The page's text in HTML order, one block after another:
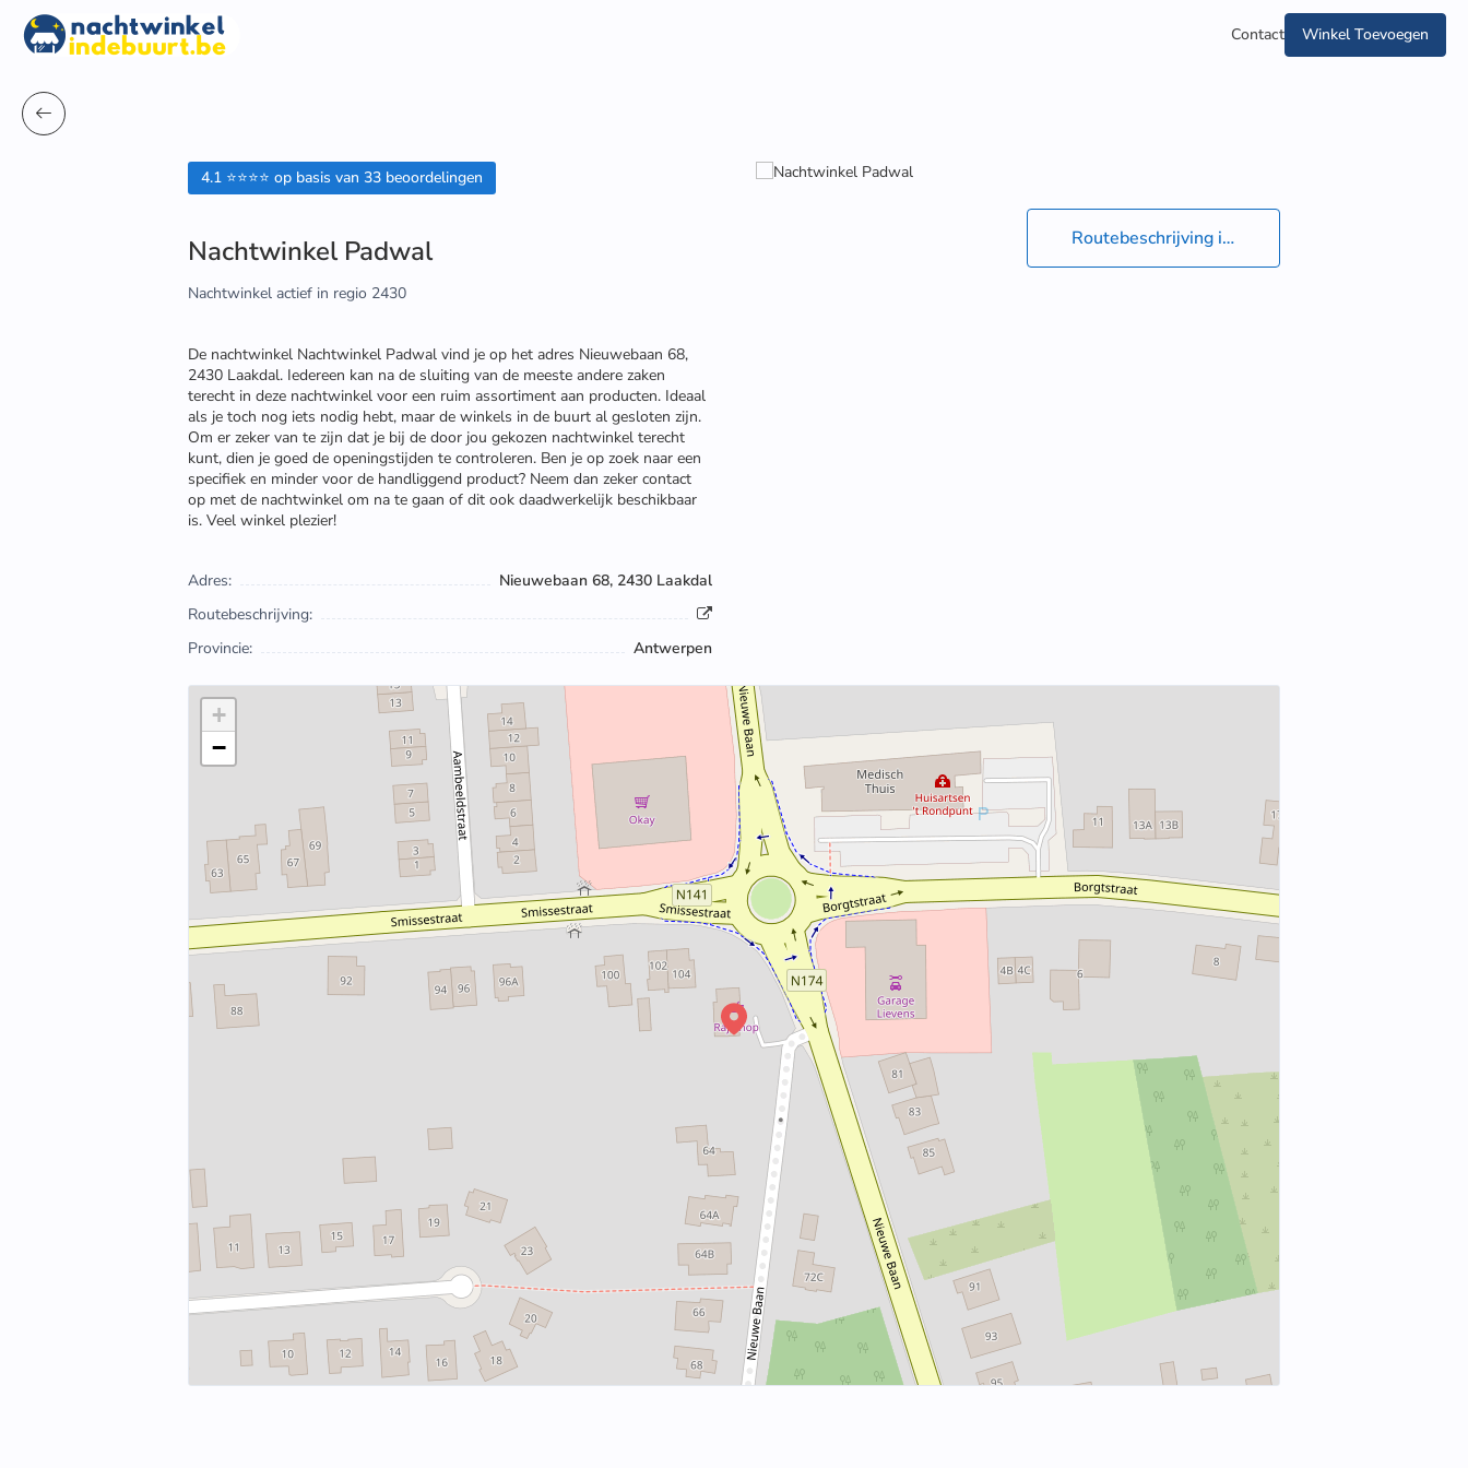
Contact Winkel Toevoegen
Routebeschrijving in Google Maps
4.1 ⭐⭐⭐⭐ op basis van 33 beoordelingen
Nachtwinkel Padwal
Nachtwinkel actief in regio 2430
De nachtwinkel Nachtwinkel Padwal vind je op het adres Nieuwebaan 68,
2430 Laakdal. Iedereen kan na de sluiting van de meeste andere zaken
terecht in deze nachtwinkel voor een ruim assortiment aan producten. Ideaal
als je toch nog iets nodig hebt, maar de winkels in de buurt al gesloten zijn.
Om er zeker van te zijn dat je bij de door jou gekozen nachtwinkel terecht
kunt, dien je goed de openingstijden te controleren. Ben je op zoek naar een
specifiek en minder voor de handliggend product? Neem dan zeker contact
op met de nachtwinkel om na te gaan of dit ook daadwerkelijk beschikbaar
is. Veel winkel plezier!
Adres:
Nieuwebaan 68, 2430 Laakdal
Routebeschrijving:
Provincie:
Antwerpen
+
−